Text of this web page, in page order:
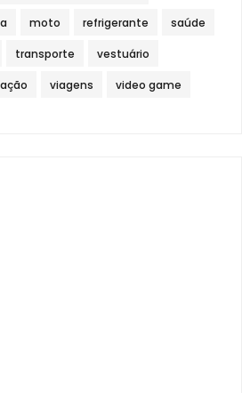
moto refrigerante saúde
transporte vestuário
viagens video game